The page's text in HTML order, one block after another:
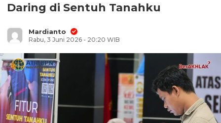
Daring di Sentuh Tanahku
Mardianto
Rabu, 3 Juni 2026 - 20:20 WIB